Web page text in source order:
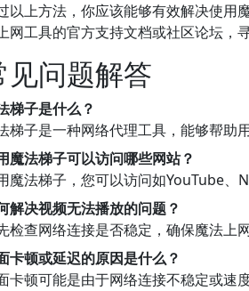
以上方法，你应该能够有效解决使用
网工具的官方支持文档或社区论坛，
见问题解答
梯子是什么？
梯子是一种网络代理工具，能够帮助
魔法梯子可以访问哪些网站？
魔法梯子，您可以访问如YouTube、
解决视频无法播放的问题？
检查网络连接是否稳定，确保魔法上
卡顿或延迟的原因是什么？
卡顿可能是由于网络连接不稳定或速